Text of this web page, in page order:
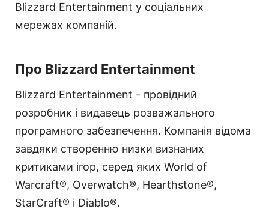
Blizzard Entertainment у соціальних
мережах компаній.
Про Blizzard Entertainment
Blizzard Entertainment - провідний
розробник і видавець розважального
програмного забезпечення. Компанія відома
завдяки створенню низки визнаних
критиками ігор, серед яких World of
Warcraft®, Overwatch®, Hearthstone®,
StarCraft® і Diablo®.